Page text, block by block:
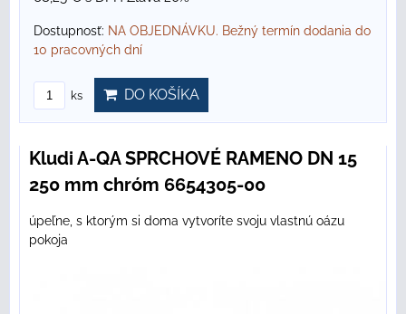
Dostupnosť: NA OBJEDNÁVKU. Bežný termín dodania do
10 pracovných dní
ks DO KOŠÍKA
Kludi A-QA SPRCHOVÉ RAMENO DN 15
250 mm chróm 6654305-00
úpeľne, s ktorým si doma vytvoríte svoju vlastnú oázu
pokoja